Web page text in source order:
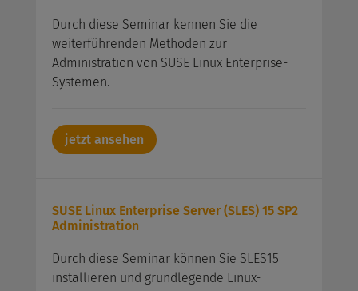
Durch diese Seminar kennen Sie die
weiterführenden Methoden zur
Administration von SUSE Linux Enterprise-
Systemen.
jetzt ansehen
SUSE Linux Enterprise Server (SLES) 15 SP2
Administration
Durch diese Seminar können Sie SLES15
installieren und grundlegende Linux-